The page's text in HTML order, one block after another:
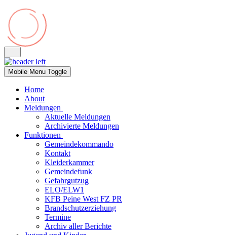
Mobile Menu Toggle
Home
About
Meldungen
Aktuelle Meldungen
Archivierte Meldungen
Funktionen
Gemeindekommando
Kontakt
Kleiderkammer
Gemeindefunk
Gefahrgutzug
ELO/ELW1
KFB Peine West FZ PR
Brandschutzerziehung
Termine
Archiv aller Berichte